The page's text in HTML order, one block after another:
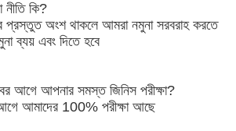
কি?
অংশ থাকলে আমরা নমুনা সরবরাহ করতে
ব্যয় এবং দিতে হবে
আগে আপনার সমস্ত জিনিস পরীক্ষা?
আমাদের 100% পরীক্ষা আছে